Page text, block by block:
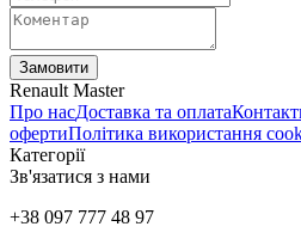
Замовити
Renault Master
Про насДоставка та оплата
офертиПолітика використання
Категорії
Зв'язатися з нами
+38 097 777 48 97